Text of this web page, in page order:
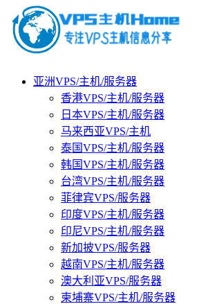
亚洲VPS/主机/服务器
香港VPS/主机/服务器
日本VPS/主机/服务器
马来西亚VPS/主机
泰国VPS/主机/服务器
韩国VPS/主机/服务器
台湾VPS/主机/服务器
菲律宾VPS/服务器
印度VPS/主机/服务器
印尼VPS/主机/服务器
新加披VPS/服务器
越南VPS/主机/服务器
澳大利亚VPS/服务器
柬埔寨VPS/主机/服务器